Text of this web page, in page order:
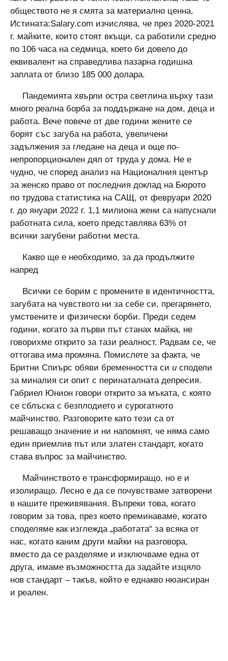
обществото не я смята за материално ценна.
Истината:Salary.com изчислява, че през 2020-2021
г. майките, които стоят вкъщи, са работили средно
по 106 часа на седмица, което би довело до
еквивалент на справедлива пазарна годишна
заплата от близо 185 000 долара.
Пандемията хвърли остра светлина върху тази
много реална борба за поддържане на дом, деца и
работа. Вече повече от две години жените се
борят със загуба на работа, увеличени
задължения за гледане на деца и още по-
непропорционален дял от труда у дома. Не е
чудно, че според анализ на Националния център
за женско право от последния доклад на Бюрото
по трудова статистика на САЩ, от февруари 2020
г. до януари 2022 г. 1,1 милиона жени са напуснали
работната сила, което представлява 63% от
всички загубени работни места.
Какво ще е необходимо, за да продължите
напред
Всички се борим с промените в идентичността,
загубата на чувството ни за себе си, прегарянето,
умствените и физически борби. Преди седем
години, когато за първи път станах майка, не
говорихме открито за тази реалност. Радвам се, че
оттогава има промяна. Помислете за факта, че
Бритни Спиърс обяви бременността си и сподели
за миналия си опит с перинаталната депресия.
Габриел Юнион говори открито за мъката, с която
се сблъска с безплодието и сурогатното
майчинство. Разговорите като тези са от
решаващо значение и ни напомнят, че няма само
един приемлив път или златен стандарт, когато
става въпрос за майчинство.
Майчинството е трансформиращо, но е и
изолиращо. Лесно е да се почувстваме затворени
в нашите преживявания. Въпреки това, когато
говорим за това, през което преминаваме, когато
споделяме как изглежда „работата“ за всяка от
нас, когато каним други майки на разговора,
вместо да се разделяме и изключваме една от
друга, имаме възможността да задайте изцяло
нов стандарт – такъв, който е еднакво нюансиран
и реален.